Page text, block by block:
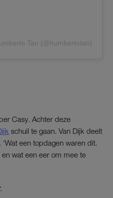
Tan (@humbertotan)
Casy. Achter deze
schuil te gaan. Van Dijk deelt
een topdagen waren dit.
wat een eer om mee te